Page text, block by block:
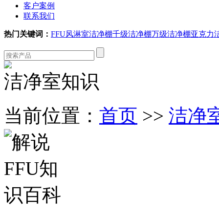
客户案例
联系我们
热门关键词： FFU风淋室洁净棚千级洁净棚万级洁净棚亚克力
洁净室知识
当前位置： 首页 >> 洁净